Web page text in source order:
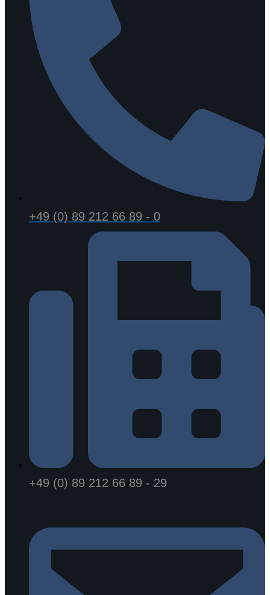
+49 (0) 89 212 66 89 - 0
+49 (0) 89 212 66 89 - 29